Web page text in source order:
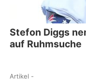
Stefon Diggs
auf Ruhmsuche
Artikel -